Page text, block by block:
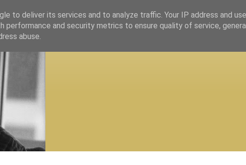
to deliver its services and to analyze traffic. Your IP address and
performance and security metrics to ensure quality of service,
abuse.